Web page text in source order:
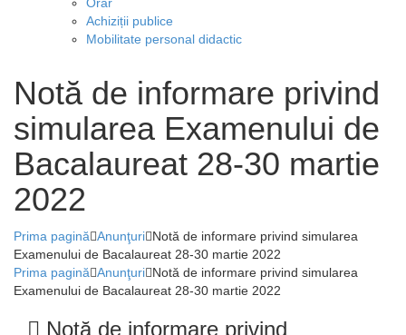
Orar
Achiziții publice
Mobilitate personal didactic
Notă de informare privind
simularea Examenului de
Bacalaureat 28-30 martie
2022
Prima pagină Anunţuri Notă de informare privind simularea
Examenului de Bacalaureat 28-30 martie 2022
Prima pagină Anunţuri Notă de informare privind simularea
Examenului de Bacalaureat 28-30 martie 2022
Notă de informare privind